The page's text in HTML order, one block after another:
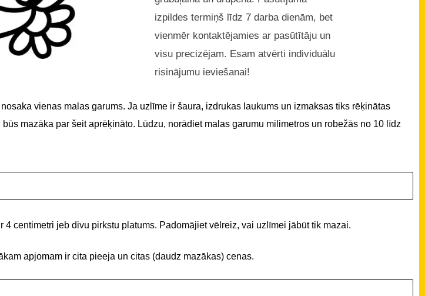
izpildes termiņš līdz 7 darba dienām, bet
vienmēr kontaktējamies ar pasūtītāju un
visu precizējam. Esam atvērti individuālu
risinājumu ieviešanai!
vienas malas garums. Ja uzlīme ir šaura, izdrukas laukums un izmaksas tiks rēķinātas
mazāka par šeit aprēķināto. Lūdzu, norādiet malas garumu milimetros un robežās no 10 līdz
4 centimetri jeb divu pirkstu platums. Padomājiet vēlreiz, vai uzlīmei jābūt tik mazai.
apjomam ir cita pieeja un citas (daudz mazākas) cenas.